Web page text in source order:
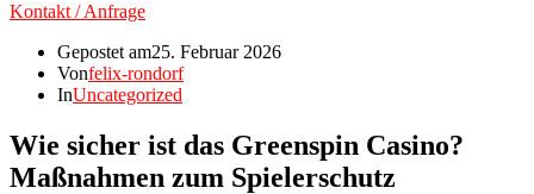
Kontakt / Anfrage
Gepostet am25. Februar 2026
Vonfelix-rondorf
InUncategorized
Wie sicher ist das Greenspin Casino?
Maßnahmen zum Spielerschutz